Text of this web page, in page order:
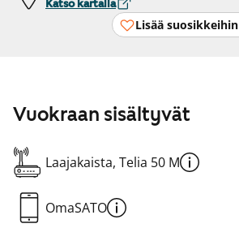
Katso kartalla
Lisää suosikkeihin
Vuokraan sisältyvät
Laajakaista, Telia 50 M
OmaSATO